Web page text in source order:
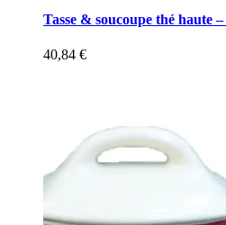
Tasse & soucoupe thé haute
40,84 €